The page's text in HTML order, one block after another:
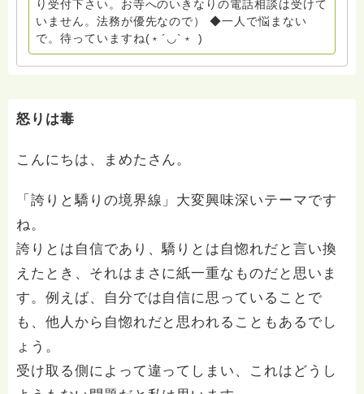
たとともに。南無阿弥陀仏 ここでは、宗旨を問いませ
ん。 まずは、ひとりで抱え込まないで。 来寺お問い合
わせは⬇️こちらから miehimeyo@gmail.com ※時間を割
いて、あなたに向き合っています。 ですので、過去の
いします。 ※個別相談は、hasunohaオンライン相談よ
ください。 法務を優先させてください。
り受付下さい。お寺へのいきなりの電話相談は受けて
いません。法務が優先なので） ◆一人で悩まない
で。待っていますね(﹡´◡`﹡ )
怒りは毒
こんにちは、まめたさん。
「誇りと驕りの境界線」大変興味深いテーマです
ね。
誇りとは自信であり、驕りとは自惚れだと言い換
えたとき、それはまさに紙一重なものだと思いま
す。例えば、自分では自信に思っていることで
も、他人から自惚れだと思われることもあるでし
ょう。
受け取る側によって違ってしまい、これはどうし